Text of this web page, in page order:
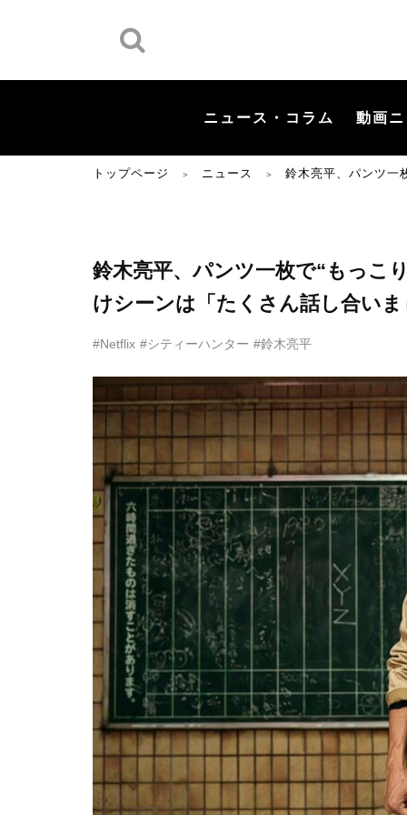
ニュース・コラム 動画
トップページ ＞ ニュース ＞ 鈴木亮平、パンツ一
鈴木亮平、パンツ一枚で“もっこ
けシーンは「たくさん話し合い
#Netflix #シティーハンター #鈴木亮平